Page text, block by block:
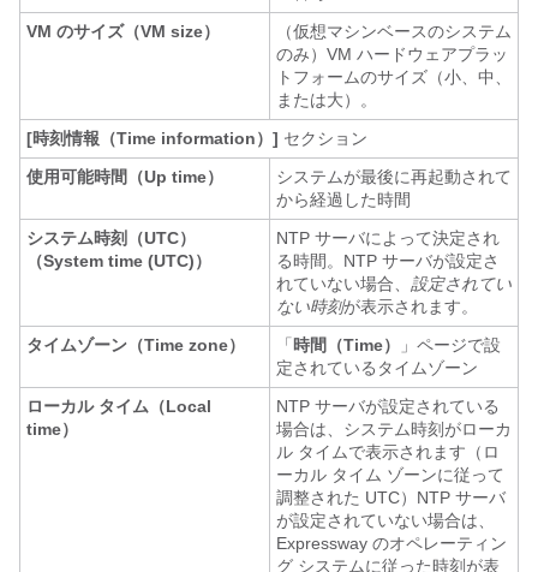
VM のサイズ（VM size）
（仮想マシンベースのシステム
のみ）VM ハードウェアプラッ
トフォームのサイズ（小、中、
または大）。
[時刻情報（Time information）] セクション
使用可能時間（Up time）
システムが最後に再起動されて
から経過した時間
システム時刻（UTC）
（System time (UTC)）
NTP サーバによって決定され
る時間。NTP サーバが設定さ
れていない場合、 設定されてい
ない時刻が表示されます。
タイムゾーン（Time zone）
「 時間（Time）
」ページで設
定されているタイムゾーン
ローカル タイム（Local
time）
NTP サーバが設定されている
場合は、システム時刻がローカ
ル タイムで表示されます（ロ
ーカル タイム ゾーンに従って
調整された UTC）NTP サーバ
が設定されていない場合は、
Expressway のオペレーティン
グ システムに従った時刻が表